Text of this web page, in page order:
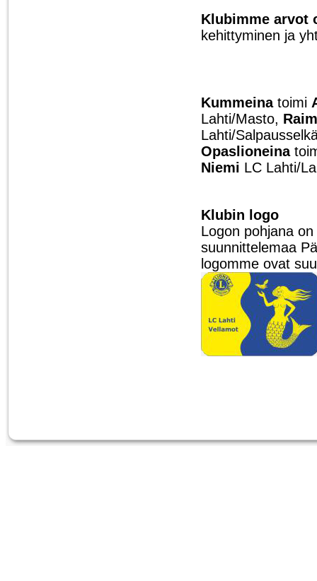
Klubimme arvot
kehittyminen ja
Kummeinatoimi
Lahti/Masto,
Lahti/
Opaslioneina
Niemi LC Lahti/
Klubin logo
Logon pohjana
suunnittelemaa
logomme ovat